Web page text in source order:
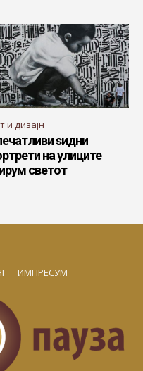
и дизајн
ѕидни
на улиците
светот
ИМПРЕСУМ